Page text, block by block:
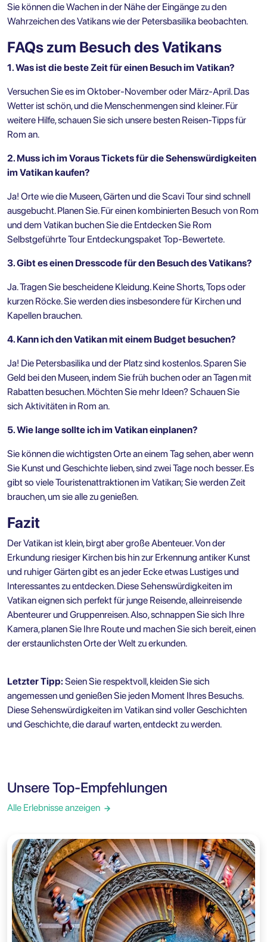
Sie können die Wachen in der Nähe der Eingänge zu den
Wahrzeichen des Vatikans wie der Petersbasilika beobachten.
FAQs zum Besuch des Vatikans
1. Was ist die beste Zeit für einen Besuch im Vatikan?
Versuchen Sie es im Oktober-November oder März-April. Das
Wetter ist schön, und die Menschenmengen sind kleiner. Für
weitere Hilfe, schauen Sie sich unsere besten Reisen-Tipps für
Rom an.
2. Muss ich im Voraus Tickets für die Sehenswürdigkeiten
im Vatikan kaufen?
Ja! Orte wie die Museen, Gärten und die Scavi Tour sind schnell
ausgebucht. Planen Sie. Für einen kombinierten Besuch von Rom
und dem Vatikan buchen Siedie Entdecken Sie Rom
Selbstgeführte Tour Entdeckungspaket Top-Bewertete.
3. Gibt es einen Dresscode für den Besuch des Vatikans?
Ja. Tragen Sie bescheidene Kleidung. Keine Shorts, Tops oder
kurzen Röcke. Sie werden dies insbesondere für Kirchen und
Kapellen brauchen.
4. Kann ich den Vatikan mit einem Budget besuchen?
Ja! Die Petersbasilika und der Platz sind kostenlos. Sparen Sie
Geld bei den Museen, indem Sie früh buchen oder an Tagen mit
Rabatten besuchen. Möchten Sie mehr Ideen? Schauen Sie
sich Aktivitäten in Rom an.
5. Wie lange sollte ich im Vatikan einplanen?
Sie können die wichtigsten Orte an einem Tag sehen, aber wenn
Sie Kunst und Geschichte lieben, sind zwei Tage noch besser. Es
gibt so viele Touristenattraktionen im Vatikan; Sie werden Zeit
brauchen, um sie alle zu genießen.
Fazit
Der Vatikan ist klein, birgt aber große Abenteuer. Von der
Erkundung riesiger Kirchen bis hin zur Erkennung antiker Kunst
und ruhiger Gärten gibt es an jeder Ecke etwas Lustiges und
Interessantes zu entdecken. Diese Sehenswürdigkeiten im
Vatikan eignen sich perfekt für junge Reisende, alleinreisende
Abenteurer und Gruppenreisen. Also, schnappen Sie sich Ihre
Kamera, planen Sie Ihre Route und machen Sie sich bereit, einen
der erstaunlichsten Orte der Welt zu erkunden.
Letzter Tipp: Seien Sie respektvoll, kleiden Sie sich
angemessen und genießen Sie jeden Moment Ihres Besuchs.
Diese Sehenswürdigkeiten im Vatikan sind voller Geschichten
und Geschichte, die darauf warten, entdeckt zu werden.
Unsere Top-Empfehlungen
Alle Erlebnisse anzeigen